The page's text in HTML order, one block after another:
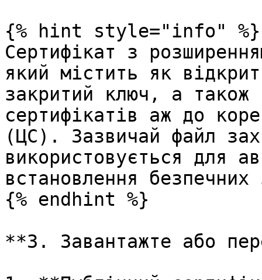
{% hint style="info" %}
Сертифікат з
який містить як
закритий ключ, а також
сертифікатів аж до
(ЦС). Зазвичай файл
використовується для
встановлення
{% endhint %}
**3. Завантажте або